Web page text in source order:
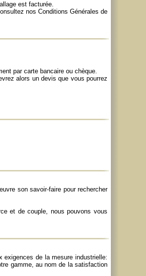
est facturée.
nos Conditions Générales de
par carte bancaire ou chèque.
alors un devis que vous pourrez
son savoir-faire pour rechercher
et de couple, nous pouvons vous
exigences de la mesure industrielle:
gamme, au nom de la satisfaction